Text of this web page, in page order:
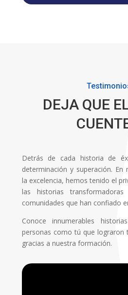
DEJA QUE
Detrás de cada historia de
determinación y superación. En
la excelencia, hemos tenido el
las historias
comunidades que han confiado
Conoce innumerables
personas como tú que lograron
gracias a nuestra formación.